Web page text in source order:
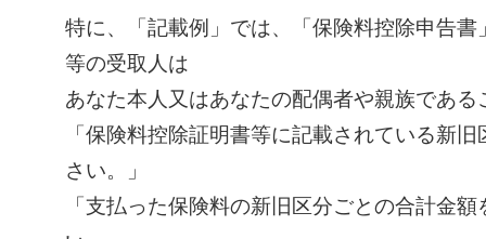
特に、「記載例」では、「保険料控除申告書
等の受取人は
あなた本人又はあなたの配偶者や親族である
「保険料控除証明書等に記載されている新
さい。」
「支払った保険料の新旧区分ごとの合計金